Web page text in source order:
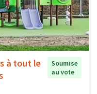
à tout le
Soumise
au vote